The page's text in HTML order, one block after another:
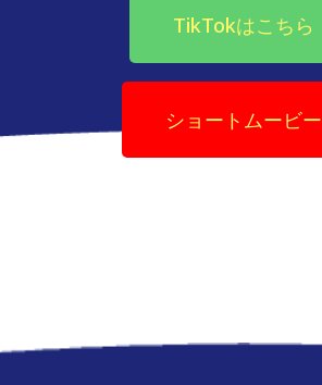
TikTokはこちら
ショートムービー